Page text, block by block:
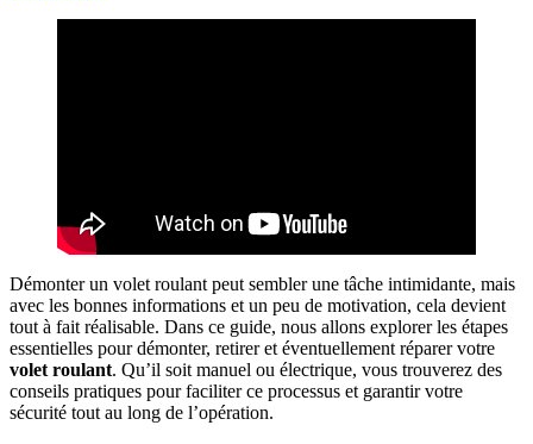
Démonter un volet roulant peut sembler une tâche intimidante, mais
avec les bonnes informations et un peu de motivation, cela devient
tout à fait réalisable. Dans ce guide, nous allons explorer les étapes
essentielles pour démonter, retirer et éventuellement réparer votre
volet roulant. Qu’il soit manuel ou électrique, vous trouverez des
conseils pratiques pour faciliter ce processus et garantir votre
sécurité tout au long de l’opération.